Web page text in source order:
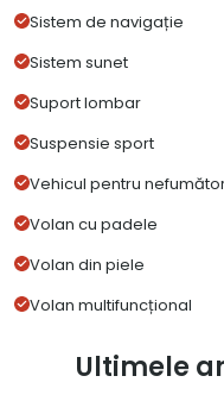
Sistem de navigație
Sistem sunet
Suport lombar
Suspensie sport
Vehicul pentru
Volan cu padele
Volan din piele
Volan multifuncțional
Ultimele